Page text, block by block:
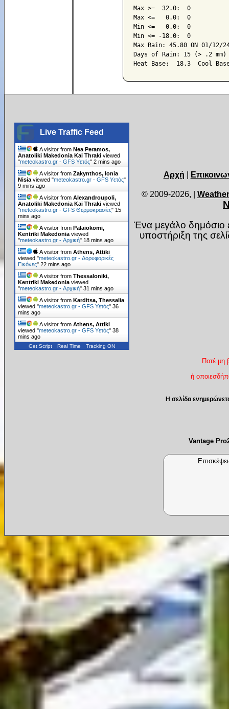
Max >=  32.0:  0
Max <=   0.0:  0
Min <=   0.0:  0
Min <= -18.0:  0
Max Rain: 45.80 ON 01/12/
Days of Rain: 15 (> .2 mm)
Live Traffic Feed
A visitor fromNea Peramos,
Anatoliki Makedonia Kai Thraki viewed
"meteokastro.gr - GFS Υετός"2 mins ago
A visitor fromZakynthos, Ionia
Nisia viewed "meteokastro.gr - GFS Υετός"
9 mins ago
A visitor fromAlexandroupoli,
Anatoliki Makedonia Kai Thraki viewed
"meteokastro.gr - GFS Θερμοκρασίες" 15
mins ago
A visitor fromPalaiokomi,
Kentriki Makedonia viewed
"meteokastro.gr - Αρχική" 18 mins ago
A visitor fromAthens, Attiki
viewed "meteokastro.gr - Δορυφορικές
Εικόνες"23 mins ago
A visitor fromThessaloniki,
Kentriki Makedonia viewed
"meteokastro.gr - Αρχική"31 mins ago
A visitor fromKarditsa, Thessalia
viewed "meteokastro.gr - GFS Υετός"36
mins ago
A visitor fromAthens, Attiki
viewed "meteokastro.gr - GFS Υετός"38
mins ago
Get Script Real Time Tracking ON
Αρχή |
© 2009-2026, |
Ένα μεγάλο δημόσιο
υποστήριξη της
Ποτέ μη
ή
Η σελίδα
Vantage